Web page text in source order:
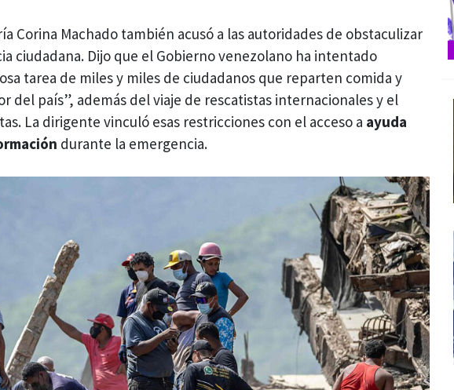
Corina Machado también acusó a las autoridades de obstaculizar
ciudadana. Dijo que el Gobierno venezolano ha intentado
tarea de miles y miles de ciudadanos que reparten comida y
del país”, además del viaje de rescatistas internacionales y el
La dirigente vinculó esas restricciones con el acceso a ayuda
durante la emergencia.